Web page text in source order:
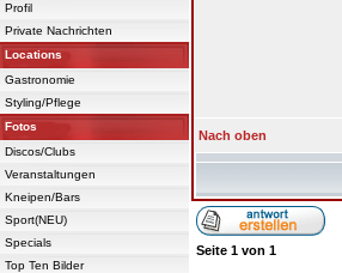
Profil
Private Nachrichten
Locations
Gastronomie
Styling/Pflege
Fotos
Discos/Clubs
Veranstaltungen
Kneipen/Bars
Sport(NEU)
Specials
Top Ten Bilder
Nach oben
Seite 1 von 1